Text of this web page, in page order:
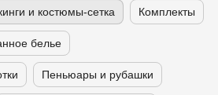
и костюмы-сетка Комплекты
белье
Пеньюары и рубашки